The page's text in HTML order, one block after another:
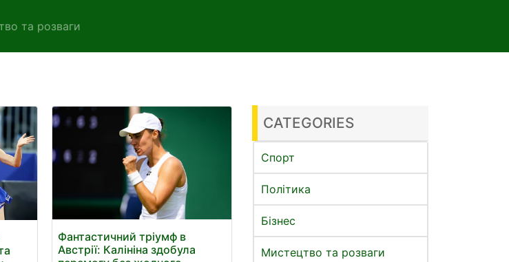
та розваги
Фантастичний тріумф в
Австрії: Калініна здобула
CATEGORIES
Спорт
Політика
Бізнес
Мистецтво та розваги